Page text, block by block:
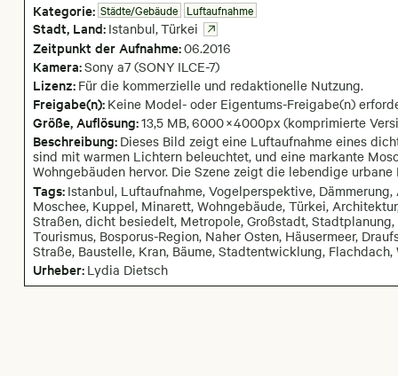
Kategorie: Städte/Gebäude Luftaufnahme
Stadt, Land: Istanbul,Türkei
Zeitpunkt der Aufnahme:06.2016
Kamera:Sony a7 (SONY ILCE-7)
Lizenz: Für die kommerzielle und redaktionelle Nutzung.
Freigabe(n): Keine Model- oder Eigentums-Freigabe(n)
Größe, Auflösung:13,5 MB,6000×4000px (komprimierte
Beschreibung: Dieses Bild zeigt eine Luftaufnahme eines
sind mit warmen Lichtern beleuchtet, und eine markante
Wohngebäuden hervor. Die Szene zeigt die lebendige
Tags: Istanbul, Luftaufnahme, Vogelperspektive,
Moschee, Kuppel, Minarett, Wohngebäude, Türkei,
Straßen, dicht besiedelt, Metropole, Großstadt,
Tourismus, Bosporus-Region, Naher Osten, Häusermeer,
Straße, Baustelle, Kran, Bäume, Stadtentwicklung, Flachdach,
Urheber: Lydia Dietsch